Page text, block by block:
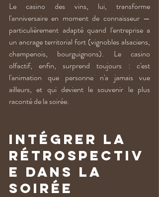
Le casino des vins, lui, transforme
l'anniversaire en moment de connaisseur —
particulièrement adapté quand l'entreprise a
un ancrage territorial fort (vignobles alsaciens,
champenois, bourguignons). Le casino
olfactif, enfin, surprend toujours : c'est
l'animation que personne n'a jamais vue
ailleurs, et qui devient le souvenir le plus
raconté de la soirée.
Intégrer la
rétrospectiv
e dans la
soirée